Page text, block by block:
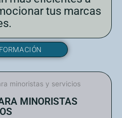
tus marcas
MINORISTAS